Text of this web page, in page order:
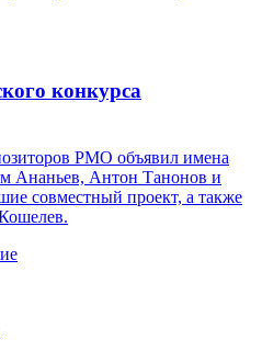
конкурса
РМО объявил имена
Ананьев, Антон Танонов и
совместный проект, а также